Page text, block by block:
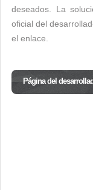
deseados. La
oficial del
el enlace.
Página del